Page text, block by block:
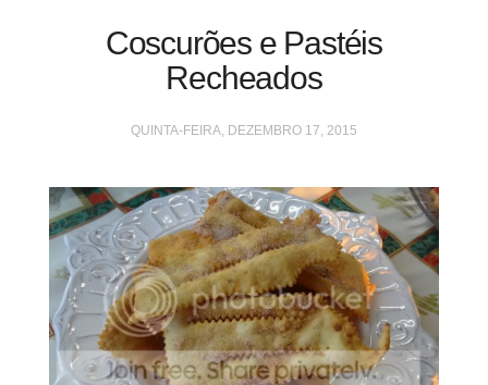
Coscurões e Pastéis
Recheados
QUINTA-FEIRA, DEZEMBRO 17, 2015